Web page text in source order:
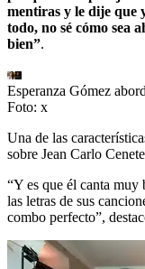
mentiras y le dije que
todo, no sé cómo sea
bien”.
Esperanza Gómez
Foto: x
Una de las
sobre Jean Carlo
“Y es que él canta
las letras de sus
combo perfecto”,